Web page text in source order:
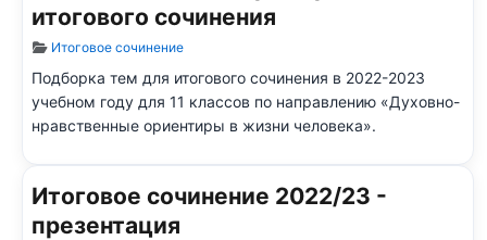
итогового сочинения
Информация о материале
Итоговое сочинение
Подборка тем для итогового сочинения в 2022-2023
учебном году для 11 классов по направлению «Духовно-
нравственные ориентиры в жизни человека».
Итоговое сочинение 2022/23 -
презентация